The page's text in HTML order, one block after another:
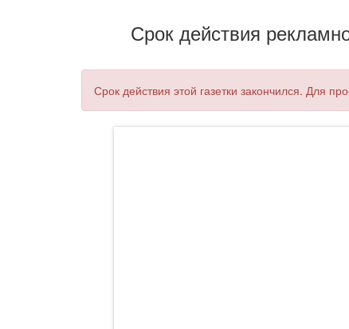
Срок действия
Срок действия этой газетки закончился. Для